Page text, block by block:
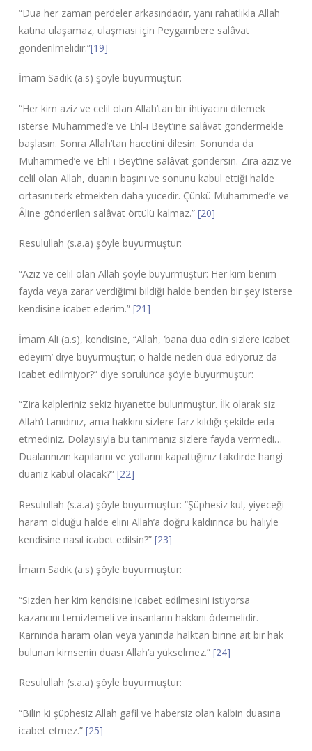
“Dua her zaman perdeler arkasındadır, yani rahatlıkla Allah
katına ulaşamaz, ulaşması için Peygambere salâvat
gönderilmelidir.”[19]
İmam Sadık (a.s) şöyle buyurmuştur:
“Her kim aziz ve celil olan Allah’tan bir ihtiyacını dilemek
isterse Muhammed’e ve Ehl-i Beyt’ine salâvat göndermekle
başlasın. Sonra Allah’tan hacetini dilesin. Sonunda da
Muhammed’e ve Ehl-i Beyt’ine salâvat göndersin. Zira aziz ve
celil olan Allah, duanın başını ve sonunu kabul ettiği halde
ortasını terk etmekten daha yücedir. Çünkü Muhammed’e ve
Âline gönderilen salâvat örtülü kalmaz.” [20]
Resulullah (s.a.a) şöyle buyurmuştur:
“Aziz ve celil olan Allah şöyle buyurmuştur: Her kim benim
fayda veya zarar verdiğimi bildiği halde benden bir şey isterse
kendisine icabet ederim.” [21]
İmam Ali (a.s), kendisine, “Allah, ‘bana dua edin sizlere icabet
edeyim’ diye buyurmuştur; o halde neden dua ediyoruz da
icabet edilmiyor?” diye sorulunca şöyle buyurmuştur:
“Zira kalpleriniz sekiz hıyanette bulunmuştur. İlk olarak siz
Allah’ı tanıdınız, ama hakkını sizlere farz kıldığı şekilde eda
etmediniz. Dolayısıyla bu tanımanız sizlere fayda vermedi…
Dualarınızın kapılarını ve yollarını kapattığınız takdirde hangi
duanız kabul olacak?” [22]
Resulullah (s.a.a) şöyle buyurmuştur: “Şüphesiz kul, yiyeceği
haram olduğu halde elini Allah’a doğru kaldırınca bu haliyle
kendisine nasıl icabet edilsin?” [23]
İmam Sadık (a.s) şöyle buyurmuştur:
“Sizden her kim kendisine icabet edilmesini istiyorsa
kazancını temizlemeli ve insanların hakkını ödemelidir.
Karnında haram olan veya yanında halktan birine ait bir hak
bulunan kimsenin duası Allah’a yükselmez.” [24]
Resulullah (s.a.a) şöyle buyurmuştur:
“Bilin ki şüphesiz Allah gafil ve habersiz olan kalbin duasına
icabet etmez.” [25]